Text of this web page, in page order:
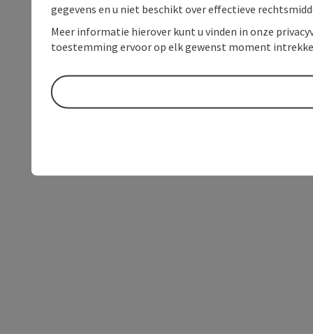
gegevens en u niet beschikt over effectieve
Meer informatie hierover kunt u vinden in onze
toestemming ervoor op elk gewenst moment